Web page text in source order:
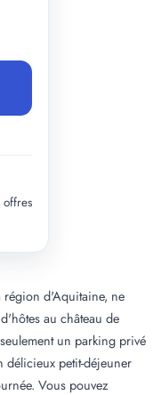
région d'Aquitaine, ne
au château de
un parking privé
délicieux petit-déjeuner
Vous pouvez
offres